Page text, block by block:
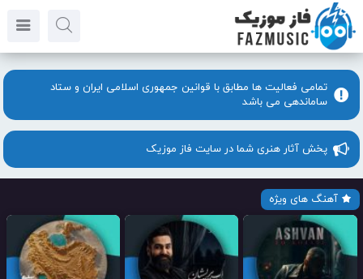
تمامی فعالیت ها مطابق با قوانین جمهوری اسلامی ایران و ستاد
ساماندهی می باشد
پخش آثار هنری شما در سایت فاز موزیک
آهنگ های ویژه